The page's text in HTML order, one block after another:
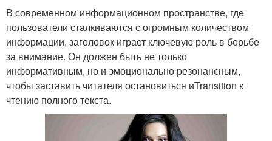
В современном информационном пространстве, где
пользователи сталкиваются с огромным количеством
информации, заголовок играет ключевую роль в борьбе
за внимание. Он должен быть не только
информативным, но и эмоционально резонансным,
чтобы заставить читателя остановиться иTransition к
чтению полного текста.